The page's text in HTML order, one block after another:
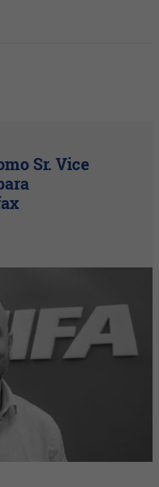
Sr. Vice